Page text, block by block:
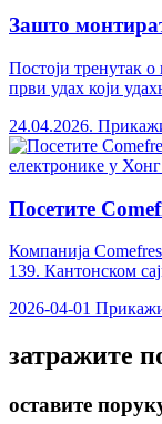
Зашто
Постоји тренутак
први удах који
24.04.2026.
Посетите
Компанија
139. Кантонском
2026-04-01
затражите
оставите